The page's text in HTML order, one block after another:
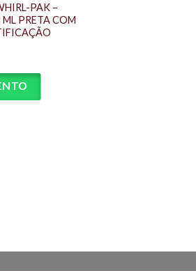
PAK –
PRETA COM